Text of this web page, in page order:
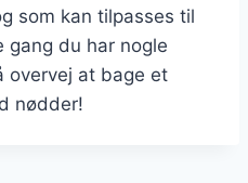
som kan tilpasses til
gang du har nogle
overvej at bage et
nødder!